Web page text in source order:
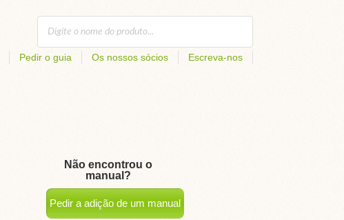
Pedir o guia Os nossos sócios Escreva-nos
Não encontrou o
manual?
Pedir a adição de um manual